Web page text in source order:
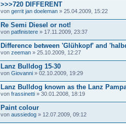
>>>720 DIFFERENT
von gerrit jan doeleman » 25.04.2009, 15:22
Re Semi Diesel or not!
von patfinistere » 17.11.2009, 23:37
Difference between 'Glühkopf' and
von zeeman » 25.10.2009, 12:27
Lanz Bulldog 15-30
von Giovanni » 02.10.2009, 19:29
Lanz Bulldog known as the Lanz
von frassinetti » 30.01.2008, 18:19
Paint colour
von aussiedog » 12.07.2009, 09:12